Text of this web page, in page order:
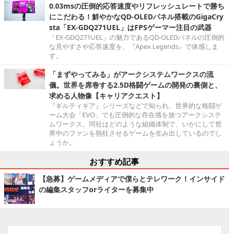
0.03msの圧倒的応答速度やリフレッシュレートで勝ち
にこだわる！鮮やかなQD-OLEDパネル搭載のGigaCry
sta「EX-GDQ271UEL」はFPSゲーマー注目の武器
「EX-GDQ271UEL」の魅力であるQD-OLEDパネルの圧倒的
な見やすさや応答速度を、『Apex Legends』で体感しま
す。
「まずやってみる」がアークシステムワークスの流
儀。世界を席巻する2.5D格闘ゲームの開発の裏側と、
求める人物像【キャリアクエスト】
『ギルティギア』シリーズなどで知られ、世界的な格闘ゲ
ーム大会「EVO」でも圧倒的な存在感を放つアークシステ
ムワークス。同社はどのような組織体制で、いかにして世
界中のファンを熱狂させるゲームを生み出しているのでし
ょうか。
おすすめ記事
【急募】ゲームメディアで僕らとテレワーク！インサイド
の編集スタッフorライターを募集中